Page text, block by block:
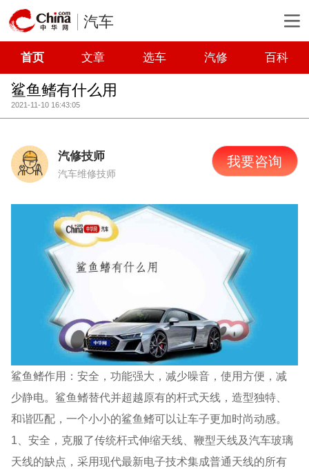
汽车
首页 文章 选车 汽修 百科
鲨鱼鳍有什么用
2021-11-10 16:43:05
汽修技师
汽车维修技师
我要咨询
鲨鱼鳍作用：安全，功能强大，减少噪音，使用方便，减
少静电。鲨鱼鳍替代并超越原有的杆式天线，造型独特、
和谐匹配，一个小小的鲨鱼鳍可以让车子更加时尚动感。
1、安全，克服了传统杆式伸缩天线、鞭型天线及汽车玻璃
天线的缺点，采用现代最新电子技术集成普通天线的所有